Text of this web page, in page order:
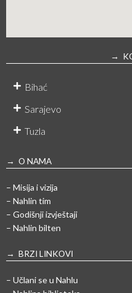
→
Bihać
Sarajevo
Tuzla
→ O NAMA
– Misija i vizija
– Nahlin tim
– Godišnji izvještaji
– Nahlin bilten
→ BRZI LINKOVI
– Učlani se u Nahlu